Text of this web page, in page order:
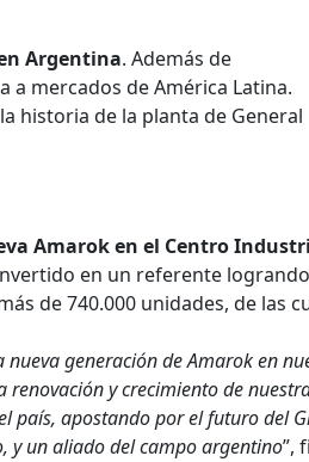
Argentina. Además de
mercados de América Latina.
historia de la planta de General
Amarok en el Centro
en un referente
de 740.000 unidades, de las
generación de Amarok en
renovación y crecimiento de
apostando por el futuro del
y un aliado del campo argentino”,